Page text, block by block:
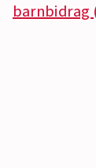
barnbidrag